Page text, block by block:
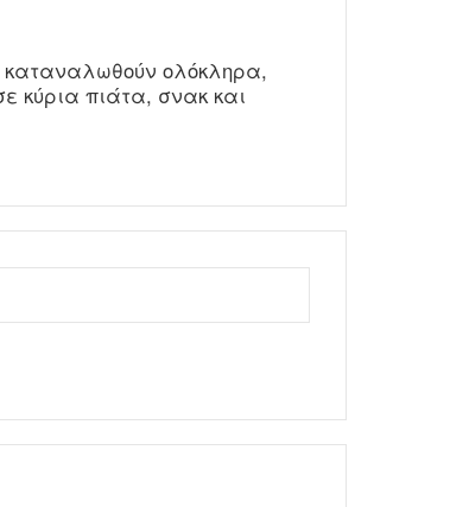
καταναλωθούν ολόκληρα,
κύρια πιάτα, σνακ και